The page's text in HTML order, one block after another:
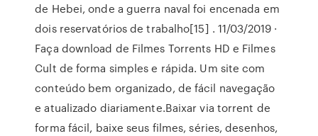
de Hebei, onde a guerra naval foi encenada em
dois reservatórios de trabalho[15] . 11/03/2019 ·
Faça download de Filmes Torrents HD e Filmes
Cult de forma simples e rápida. Um site com
conteúdo bem organizado, de fácil navegação
e atualizado diariamente.Baixar via torrent de
forma fácil, baixe seus filmes, séries, desenhos,